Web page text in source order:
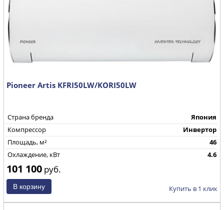
Pioneer Artis KFRI50LW/KORI50LW
Страна бренда
Япония
Компрессор
Инвертор
Площадь, м²
46
Охлаждение, кВт
4.6
101 100 руб.
Купить в 1 клик